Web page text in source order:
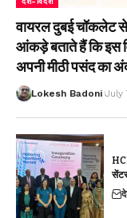
वायरल दुबई चॉकलेट से
आंकड़े बताते हैं कि इस
अपनी मीठी पसंद का
Lokesh Badoni July